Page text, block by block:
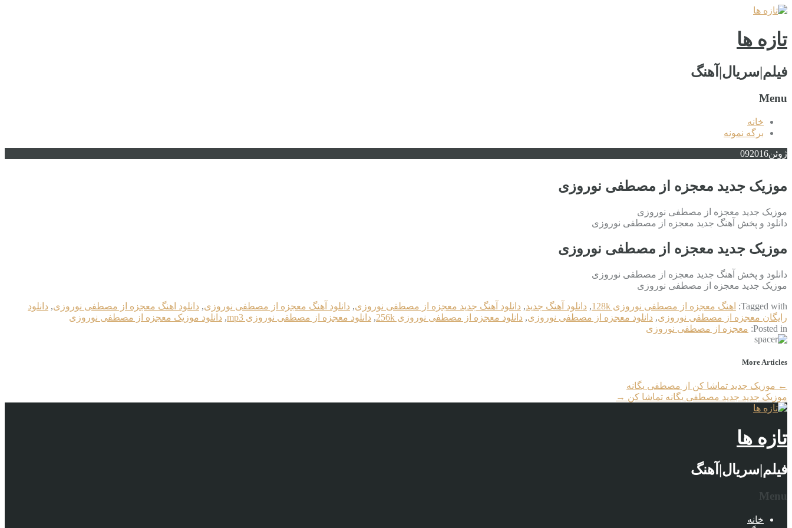
تازه ها
فیلم|سریال|آهنگ
Menu
خانه
برگه نمونه
ژوئن 092016
موزیک جدید معجزه از مصطفی نوروزی
موزیک جدید معجزه از مصطفی نوروزی
دانلود و پخش آهنگ جدید معجزه از مصطفی نوروزی
موزیک جدید معجزه از مصطفی نوروزی
دانلود و پخش آهنگ جدید معجزه از مصطفی نوروزی
موزیک جدید معجزه از مصطفی نوروزی
Tagged with: اهنگ معجزه از مصطفی نوروزی 128k , دانلود آهنگ جدید, دانلود آهنگ جدید معجزه از مصطفی نوروزی, دانلود آهنگ معجزه از مصطفی نوروزی, دانلود اهنگ معجزه از مصطفی نوروزی, دانلود
رایگان معجزه از مصطفی نوروزی, دانلود معجزه از مصطفی نوروزی, دانلود معجزه از مصطفی نوروزی 256k , دانلود معجزه از مصطفی نوروزی mp3 , دانلود موزیک معجزه از مصطفی نوروزی
Posted in: معجزه از مصطفی نوروزی
More Articles
← موزیک جدید تماشا کن از مصطفی یگانه
موزیک جدید جديد مصطفی یگانه تماشا کن →
تازه ها
فیلم|سریال|آهنگ
Menu
خانه